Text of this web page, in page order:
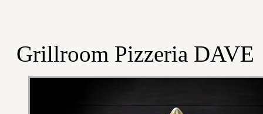
Grillroom Pizzeria DAVE